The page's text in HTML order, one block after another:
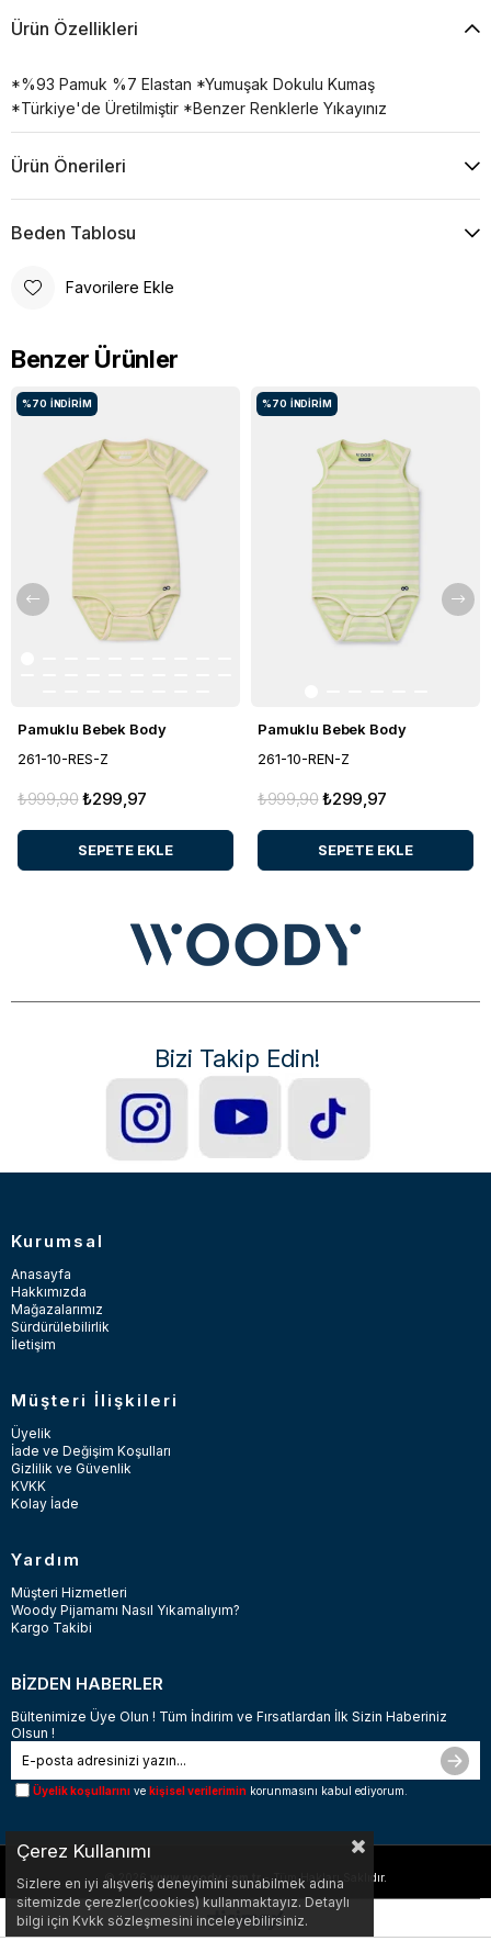
Ürün Özellikleri
*%93 Pamuk %7 Elastan *Yumuşak Dokulu Kumaş
*Türkiye'de Üretilmiştir *Benzer Renklerle Yıkayınız
Ürün Önerileri
Beden Tablosu
Favorilere Ekle
Benzer Ürünler
Pamuklu Bebek Body
261-10-RES-Z
₺299,97
₺999,90
SEPETE EKLE
%70 İNDIRIM
Pamuklu Bebek Body
261-10-REN-Z
₺299,97
₺999,90
SEPETE EKLE
%70 İNDIRIM
Bizi Takip Edin!
Kurumsal
Anasayfa
Hakkımızda
Mağazalarımız
Sürdürülebilirlik
İletişim
Müşteri İlişkileri
Üyelik
İade ve Değişim Koşulları
Gizlilik ve Güvenlik
KVKK
Kolay İade
Yardım
Müşteri Hizmetleri
Woody Pijamamı Nasıl Yıkamalıyım?
Kargo Takibi
BİZDEN HABERLER
Bültenimize Üye Olun ! Tüm İndirim ve Fırsatlardan İlk Sizin Haberiniz
Olsun !
Üyelik koşullarını ve kişisel verilerimin korunmasını kabul ediyorum.
© 2026 www.woody.com.tr - Tüm Hakları Saklıdır.
Çerez Kullanımı
Sizlere en iyi alışveriş deneyimini sunabilmek adına
sitemizde çerezler(cookies) kullanmaktayız. Detaylı
bilgi için Kvkk sözleşmesini inceleyebilirsiniz.